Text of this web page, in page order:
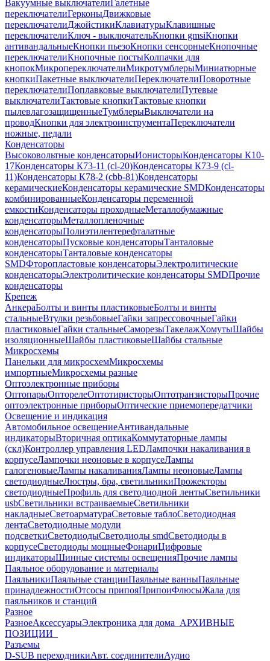
Вакуумные выключателиГалетные
переключателиГерконыДвижковые
переключателиДжойстикиКлавиатурыКлавишные
переключателиКлюч - выключательКнопки gmsiКнопки
антивандальныеКнопки пьезоКнопки сенсорныеКнопочные
переключателиКнопочные постыКолпачки для
кнопокМикропереключателиМикротумблерыМиниатюрные
кнопкиПакетные выключателиПереключателиПоворотные
переключателиПоплавковые выключателиПутевые
выключателиТактовые кнопкиТактовые кнопки
пылевлагозащищенныеТумблерыВыключатели на
проводКнопки для электроинструментаПереключатели
ножные, педали
Конденсаторы
Высоковольтные конденсаторыИонисторыКонденсаторы К10-
17Конденсаторы К73-11 (cl-20)Конденсаторы К73-9 (cl-
11)Конденсаторы К78-2 (cbb-81)Конденсаторы
керамическиеКонденсаторы керамические SMDКонденсаторы
комбинированныеКонденсаторы переменной
емкостиКонденсаторы проходныеМеталлобумажные
конденсаторыМеталлопленочные
конденсаторыПолиэтилентерефталатные
конденсаторыПусковые конденсаторыТанталовые
конденсаторыТанталовые конденсаторы
SMDФторопластовые конденсаторыЭлектролитические
конденсаторыЭлектролитические конденсаторы SMDПрочие
конденсаторы
Крепеж
АнкераБолты и винты пластиковыеБолты и винты
стальныеВтулки резьбовыеГайки запрессовочныеГайки
пластиковыеГайки стальныеСаморезыТакелажХомутыШайбы
изоляционныеШайбы пластиковыеШайбы стальные
Микросхемы
Панельки для микросхемМикросхемы
импортныеМикросхемы разные
Оптоэлектронные приборы
ОптопарыОпторелеОптотиристорыОптотранзисторыПрочие
оптоэлектронные приборыОптические приемопередатчики
Освещение и индикация
Автомобильное освещениеАнтивандальные
индикаторыВторичная оптикаКоммутаторные лампы
(скл)Контроллер управления LEDЛампочки накаливания в
корпусеЛампочки неоновые в корпусеЛампы
галогеновыеЛампы накаливанияЛампы неоновыеЛампы
светодиодныеЛюстры, бра, светильникиПрожекторы
светодиодныеПрофиль для светодиодной лентыСветильники
usbСветильники встраиваемыеСветильники
накладныеСветоарматураСветовые таблоСветодиодная
лентаСветодиодные модули
подсветкиСветодиодыСветодиоды smdСветодиоды в
корпусеСветодиоды мощныеФонариЦифровые
индикаторыШинные системы освещенияПрочие лампы
Паяльное оборудование и материалы
ПаяльникиПаяльные станцииПаяльные ванныПаяльные
принадлежностиОтсосы припояПрипоиФлюсыЖала для
паяльников и станций
Разное
РазноеАксессуарыЭлектроника для дома _АРХИВНЫЕ
ПОЗИЦИИ_
Разъемы
D-SUB переходникиАвт. соединителиАудио